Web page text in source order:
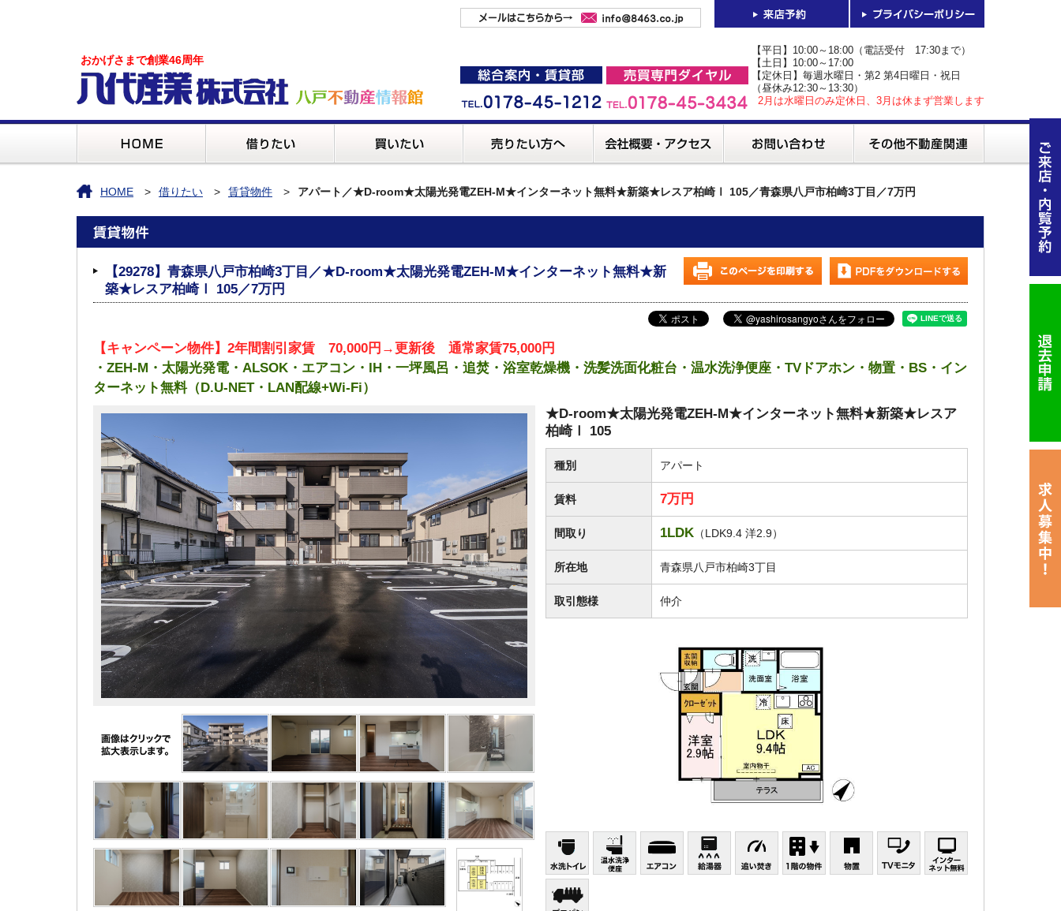
おかげさまで創業46周年
【平日】10:00～18:00（電話受付 17:30まで）
【土日】10:00～17:00
【定休日】毎週水曜日・第2 第4日曜日・祝日
（昼休み12:30～13:30）
2月は水曜日のみ定休日、3月は休まず営業します
HOME 借りたい 賃貸物件 アパート／★D-room★太陽光発電ZEH-M★インターネット無料★新築★レスア柏崎Ⅰ 105／青森県八戸市柏崎3丁目／7万円
【29278】青森県八戸市柏崎3丁目／★D-room★太陽光発電ZEH-M★インターネット無料★新
築★レスア柏崎Ⅰ 105／7万円
【キャンペーン物件】2年間割引家賃 70,000円→更新後 通常家賃75,000円
・ZEH-M・太陽光発電・ALSOK・エアコン・IH・一坪風呂・追焚・浴室乾燥機・洗髪洗面化粧台・温水洗浄便座・TVドアホン・物置・BS・イン
ターネット無料（D.U-NET・LAN配線+Wi-Fi）
★D-room★太陽光発電ZEH-M★インターネット無料★新築★レスア
柏崎Ⅰ 105
種別 アパート
賃料 7万円
間取り 1LDK （LDK9.4 洋2.9）
所在地 青森県八戸市柏崎3丁目
取引態様 仲介